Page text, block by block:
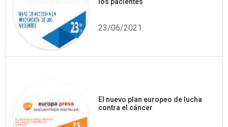
23/06/2021
El nuevo plan europeo de lucha
contra el cáncer